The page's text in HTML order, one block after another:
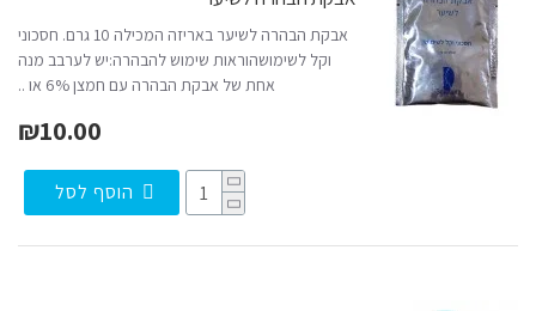
אבקת הבהרה לשיער באריזה המכילה 10 גרם. חסכוני
וקל לשימושהוראות שימוש להבהרה:יש לערבב מנה
אחת של אבקת הבהרה עם חמצן 6% או ..
₪10.00
הוסף לסל